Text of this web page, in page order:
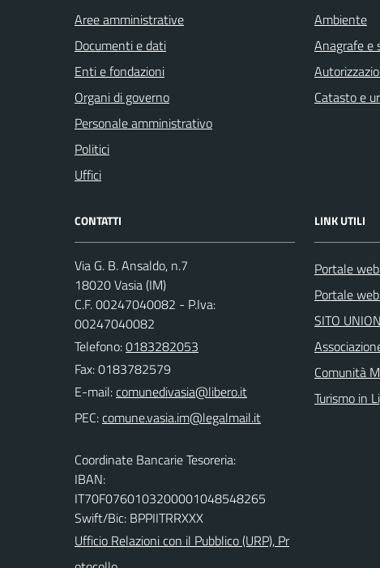
Aree amministrative
Documenti e dati
Enti e fondazioni
Organi di governo
Personale amministrativo
Politici
Uffici
Ambiente
Anagrafe e
Catasto e
CONTATTI
Via G. B. Ansaldo, n.7
18020 Vasia (IM)
C.F. 00247040082 - P.Iva:
00247040082
Telefono:0183282053
Fax: 0183782579
E-mail:
PEC:
Coordinate Bancarie Tesoreria:
IBAN:
IT70F0760103200001048548265
Swift/Bic: BPPIITRRXXX
Ufficio Relazioni con il Pubblico (URP), Pr
LINK UTILI
Portale
Portale
SITO
Comunità
Turismo in